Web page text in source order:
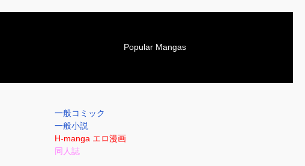
S
p
o
Popular Mangas
一般コミック
一般小説
H-manga エロ漫画
同人誌